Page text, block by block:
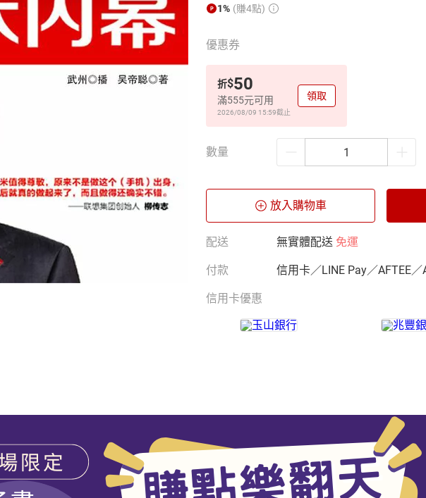
1% (賺4點)
優惠券
折$50
滿555元可用
2026/08/09 15:59截止
領取
數量
放入購物車
配送 無實體配送 免運
付款 信用卡／LINE Pay／AFTEE／
信用卡優惠